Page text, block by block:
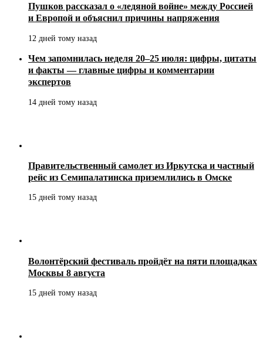
Пушков рассказал о «ледяной войне» между Россией
и Европой и объяснил причины напряжения
12 дней тому назад
Чем запомнилась неделя 20–25 июля: цифры, цитаты
и факты — главные цифры и комментарии
экспертов
14 дней тому назад
Правительственный самолет из Иркутска и частный
рейс из Семипалатинска приземлились в Омске
15 дней тому назад
Волонтёрский фестиваль пройдёт на пяти площадках
Москвы 8 августа
15 дней тому назад